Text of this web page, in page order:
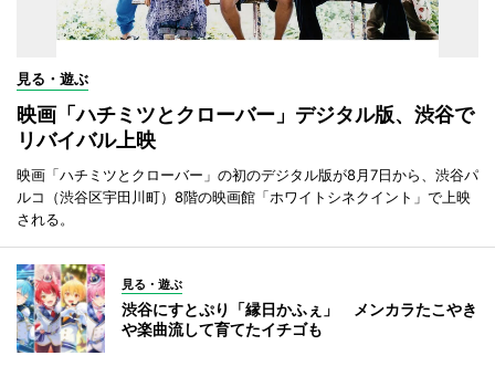
見る・遊ぶ
映画「ハチミツとクローバー」デジタル版、渋谷で
リバイバル上映
映画「ハチミツとクローバー」の初のデジタル版が8月7日から、渋谷パ
ルコ（渋谷区宇田川町）8階の映画館「ホワイトシネクイント」で上映
される。
見る・遊ぶ
渋谷にすとぷり「縁日かふぇ」 メンカラたこやき
や楽曲流して育てたイチゴも